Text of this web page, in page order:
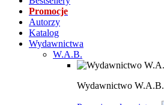
Promocje
Autorzy
Katalog
Wydawnictwa
W.A.B.
Wydawnictwo W.A.B.